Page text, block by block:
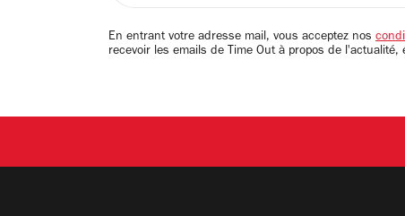
email
En entrant votre adresse mail, vous acceptez nos
recevoir les emails de Time Out à propos de